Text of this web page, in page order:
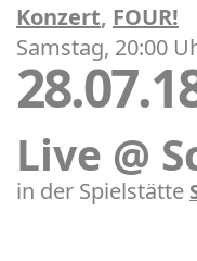
Konzert, FOUR!
Samstag, 20:00
Live @
in der Spielstätte